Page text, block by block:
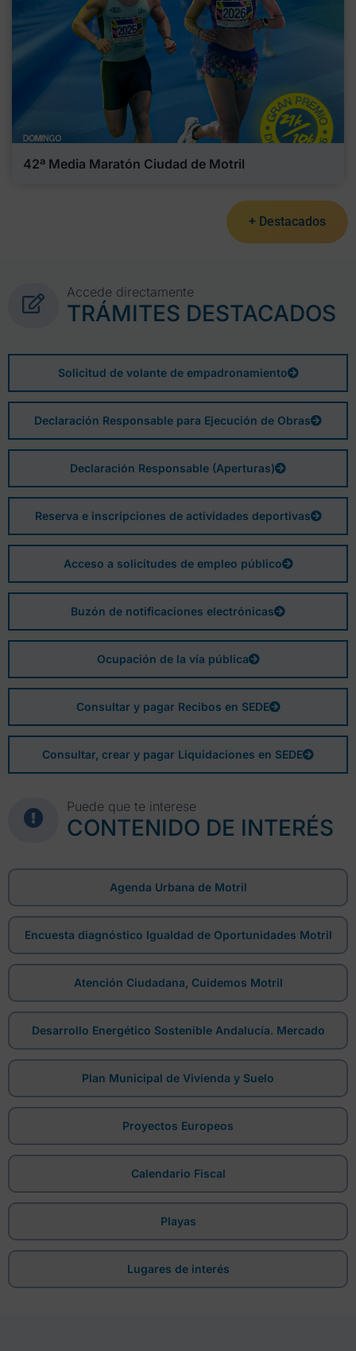
42ª Media Maratón Ciudad de Motril
+ Destacados
Accede directamente
TRÁMITES DESTACADOS
Solicitud de volante de empadronamiento
Declaración Responsable para Ejecución de Obras
Declaración Responsable (Aperturas)
Reserva e inscripciones de actividades deportivas
Acceso a solicitudes de empleo público
Buzón de notificaciones electrónicas
Ocupación de la vía pública
Consultar y pagar Recibos en SEDE
Consultar, crear y pagar Liquidaciones en SEDE
Puede que te interese
CONTENIDO DE INTERÉS
Agenda Urbana de Motril
Encuesta diagnóstico Igualdad de Oportunidades Motril
Atención Ciudadana, Cuidemos Motril
Desarrollo Energético Sostenible Andalucía. Mercado
Plan Municipal de Vivienda y Suelo
Proyectos Europeos
Calendario Fiscal
Playas
Lugares de interés